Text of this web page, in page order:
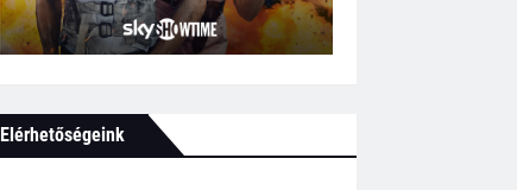
Elérhetőségeink